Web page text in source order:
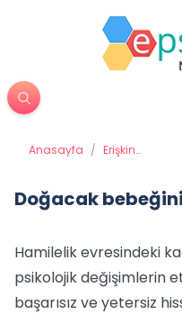
Anasayfa / Erişkin
Doğacak
Hamilelik evresindeki
psikolojik değişimlerin
başarısız ve yetersiz